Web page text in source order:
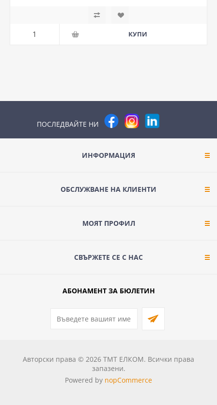
ПОСЛЕДВАЙТЕ НИ
ИНФОРМАЦИЯ
ОБСЛУЖВАНЕ НА КЛИЕНТИ
МОЯТ ПРОФИЛ
СВЪРЖЕТЕ СЕ С НАС
АБОНАМЕНТ ЗА БЮЛЕТИН
Авторски права © 2026 ТМТ ЕЛКОМ. Всички права
запазени.
Powered by nopCommerce